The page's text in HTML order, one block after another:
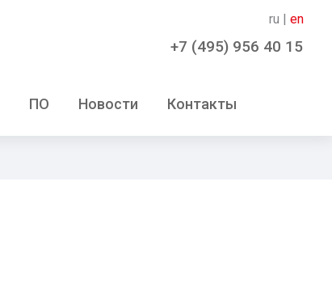
+7 (495) 956 40 15
ru | en
ПО Новости Контакты